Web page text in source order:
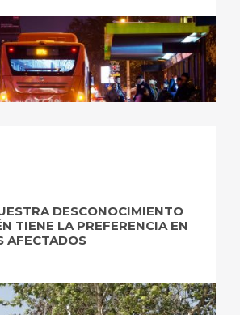
DESCONOCIMIENTO
TIENE LA PREFERENCIA EN
AFECTADOS